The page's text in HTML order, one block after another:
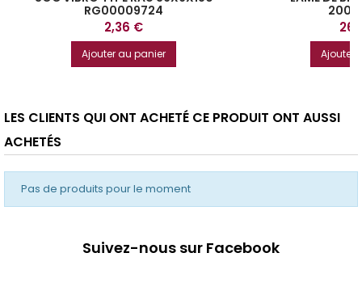
RG00009724
Prix
2,36 €
Ajouter au panier
Prix
Ajouter
LES CLIENTS QUI ONT ACHETÉ CE PRODUIT ONT AUSSI
ACHETÉS
Pas de produits pour le moment
Suivez-nous sur Facebook